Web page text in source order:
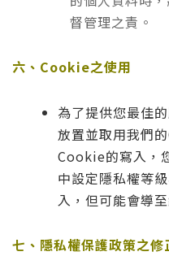
督管理之責。
六、Cookie之使用
為了提供您最佳
放置並取用我們
Cookie的寫入，
中設定隱私權等
入，但可能會導
七、隱私權保護政策之修